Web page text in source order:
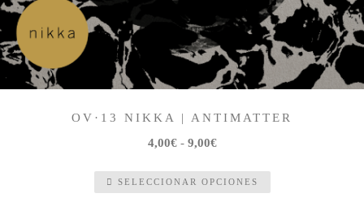
OV·13 NIKKA | ANTIMATTER
4,00€ - 9,00€Rango
precios:
SELECCIONAR OPCIONES